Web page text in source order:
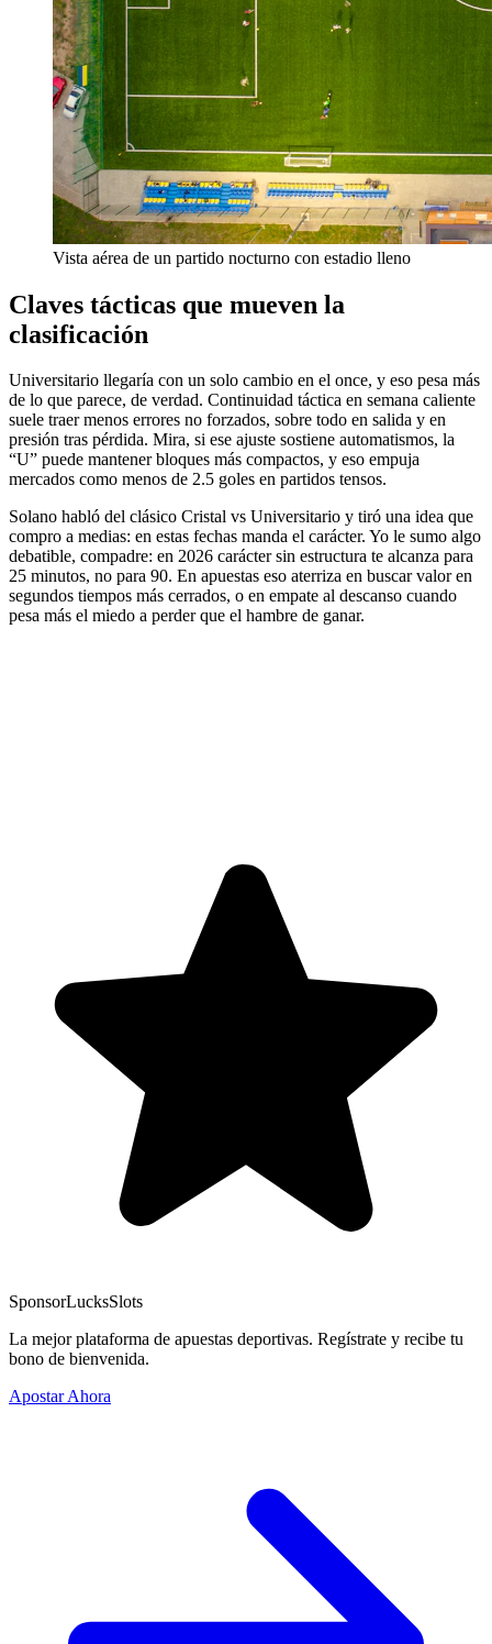
Vista aérea de un partido nocturno con estadio lleno
Claves tácticas que mueven la
clasificación
Universitario llegaría con un solo cambio en el once, y eso pesa más
de lo que parece, de verdad. Continuidad táctica en semana caliente
suele traer menos errores no forzados, sobre todo en salida y en
presión tras pérdida. Mira, si ese ajuste sostiene automatismos, la
“U” puede mantener bloques más compactos, y eso empuja
mercados como menos de 2.5 goles en partidos tensos.
Solano habló del clásico Cristal vs Universitario y tiró una idea que
compro a medias: en estas fechas manda el carácter. Yo le sumo algo
debatible, compadre: en 2026 carácter sin estructura te alcanza para
25 minutos, no para 90. En apuestas eso aterriza en buscar valor en
segundos tiempos más cerrados, o en empate al descanso cuando
pesa más el miedo a perder que el hambre de ganar.
SponsorLucksSlots
La mejor plataforma de apuestas deportivas. Regístrate y recibe tu
bono de bienvenida.
Apostar Ahora